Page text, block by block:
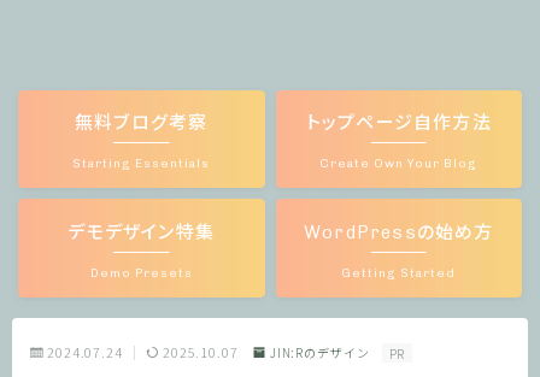
Starting Essentials
無料ブログ考察
Create Own Your Blog
トップページ自作方法
Demo Presets
デモデザイン特集
Getting Started
WordPressの始め方
2024.07.24 2025.10.07 JIN:Rのデザイン PR